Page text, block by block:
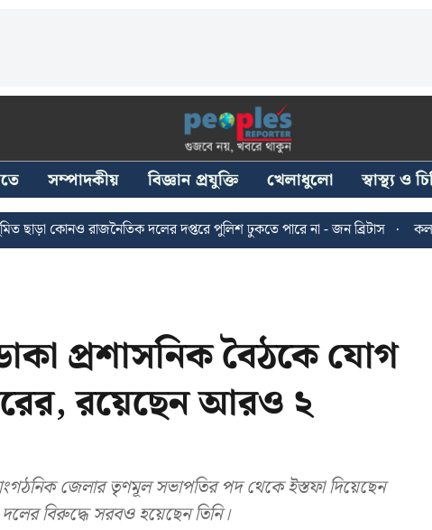
সম্পাদকীয় বিজ্ঞান প্রযুক্তি খেলাধুলো স্বাস্থ্য ও
রাজনৈতিক দলের দপ্তরে পুলিশ ঢুকতে পারে না - জন ব্রিটাস কলকাতায় ২৪
প্রশাসনিক বৈঠকে যোগ
রয়েছেন আরও ২
বিরুদ্ধে সরবও হয়েছেন তিনি।